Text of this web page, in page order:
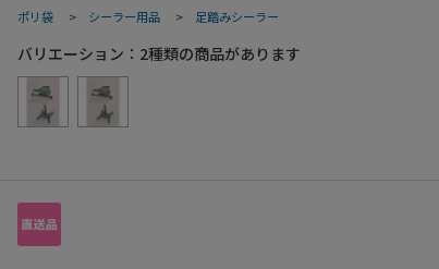
す。●梱包サイズ:550×790×260●梱包重量23940g
ポリ袋 > シーラー用品 > 足踏みシーラー
バリエーション： 2種類の商品があります